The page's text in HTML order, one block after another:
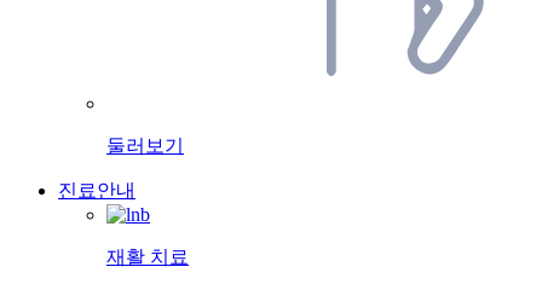
둘러보기
진료안내
재활 치료